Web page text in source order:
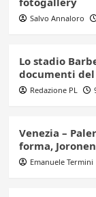
Salvo Annaloro
Lo stadio
documenti
Redazione PL
Venezia –
forma,
Emanuele Termini